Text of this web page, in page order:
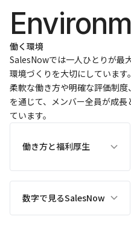
働く環境
SalesNowでは一人ひとりが最
環境づくりを大切にしています。
柔軟な働き方や明確な評価制
を通じて、メンバー全員が成
ています。
働き方と福利厚生
数字で見るSalesNow